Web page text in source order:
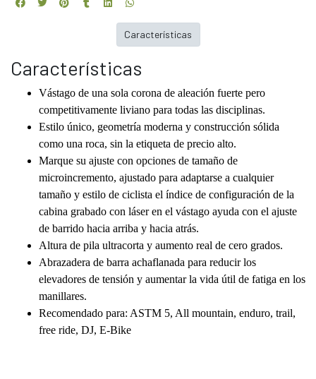
Características
Vástago de una sola corona de aleación fuerte pero
competitivamente liviano para todas las disciplinas.
Estilo único, geometría moderna y construcción sólida
como una roca, sin la etiqueta de precio alto.
Marque su ajuste con opciones de tamaño de
microincremento, ajustado para adaptarse a cualquier
tamaño y estilo de ciclista el índice de configuración de la
cabina grabado con láser en el vástago ayuda con el ajuste
de barrido hacia arriba y hacia atrás.
Altura de pila ultracorta y aumento real de cero grados.
Abrazadera de barra achaflanada para reducir los
elevadores de tensión y aumentar la vida útil de fatiga en los
manillares.
Recomendado para: ASTM 5, All mountain, enduro, trail,
free ride, DJ, E-Bike
Características